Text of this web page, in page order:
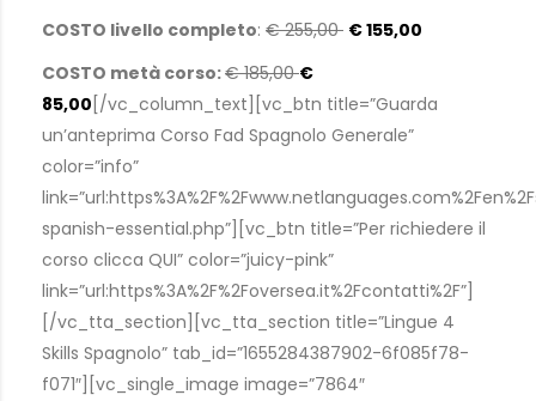
COSTO livello completo: € 255,00 € 155,00
COSTO metà corso:€ 185,00€
85,00 [/vc_column_text][vc_btn title=”Guarda
un’anteprima Corso Fad Spagnolo Generale”
color=”info”
spanish-essential.php”][vc_btn title=”Per richiedere il
corso clicca QUI” color=”juicy-pink”
link=”url:https%3A%2F%2Foversea.it%2Fcontatti%2F”]
[/vc_tta_section][vc_tta_section title=”Lingue 4
Skills Spagnolo” tab_id=”1655284387902-6f085f78-
f071″][vc_single_image image=”7864″